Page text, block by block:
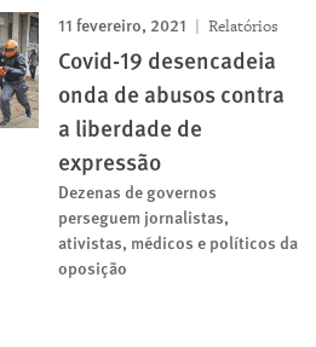
11 fevereiro, 2021 Relatórios
Covid-19 desencadeia
onda de abusos contra
a liberdade de
expressão
Dezenas de governos
perseguem jornalistas,
ativistas, médicos e políticos da
oposição